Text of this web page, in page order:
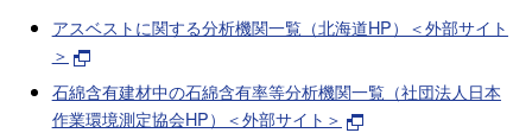
アスベストに関する分析機関一覧（北海道HP）＜外部サイト
＞
石綿含有建材中の石綿含有率等分析機関一覧（社団法人日本
作業環境測定協会HP）＜外部サイト＞